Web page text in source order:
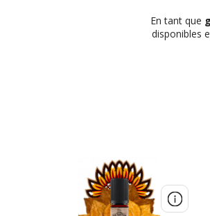
En tant que
disponibles